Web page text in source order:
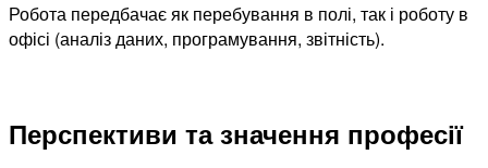
Робота передбачає як перебування в полі, так і роботу в
офісі (аналіз даних, програмування, звітність).
Перспективи та значення професії